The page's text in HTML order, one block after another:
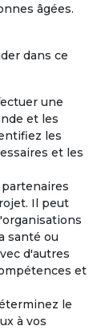
âgées.
dans ce
une
et les
les
et les
Il peut
santé ou
d'autres
et
le
à vos